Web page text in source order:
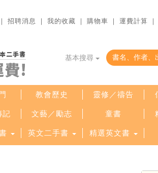
｜ 招聘消息 ｜ 我的收藏 ｜ 購物車 ｜ 運費計算 ｜
二手書
費!
基本搜尋
教會歷史 靈修／禱告
記 文藝／勵志 童書
英文二手書 精選英文書